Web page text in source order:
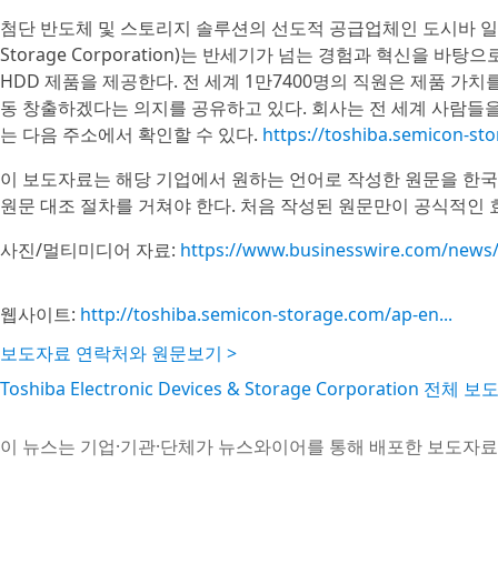
첨단 반도체 및 스토리지 솔루션의 선도적 공급업체인 도시바
Storage Corporation)는 반세기가 넘는 경험과 혁신을 바탕으
HDD 제품을 제공한다. 전 세계 1만7400명의 직원은 제품 가
동 창출하겠다는 의지를 공유하고 있다. 회사는 전 세계 사람
는 다음 주소에서 확인할 수 있다. https://toshiba.semicon-
이 보도자료는 해당 기업에서 원하는 언어로 작성한 원문을 한
원문 대조 절차를 거쳐야 한다. 처음 작성된 원문만이 공식적
사진/멀티미디어 자료: https://www.businesswire.com/
웹사이트: http://toshiba.semicon-storage.com/ap-en...
보도자료 연락처와 원문보기 >
Toshiba Electronic Devices & Storage Corporation 전체 보
이 뉴스는 기업·기관·단체가 뉴스와이어를 통해 배포한 보도자